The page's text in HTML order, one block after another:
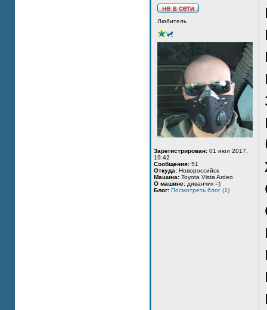
Любитель
Зарегистрирован: 01 июл 2017,
19:42
Сообщения: 51
Откуда: Новороссийск
Машина: Toyota Vista Ardeo
О машине: диванчик =)
Блог: Посмотреть блог (1)